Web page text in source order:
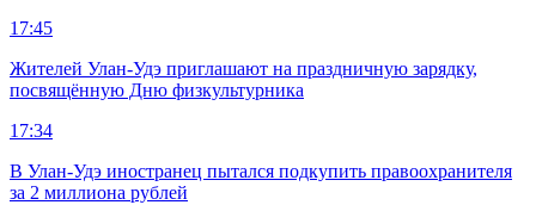
17:45
Жителей Улан-Удэ приглашают на праздничную зарядку,
посвящённую Дню физкультурника
17:34
В Улан-Удэ иностранец пытался подкупить правоохранителя
за 2 миллиона рублей